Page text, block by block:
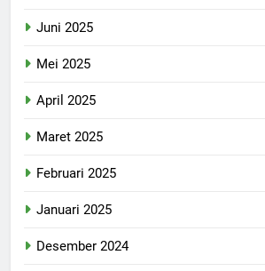
Juni 2025
Mei 2025
April 2025
Maret 2025
Februari 2025
Januari 2025
Desember 2024